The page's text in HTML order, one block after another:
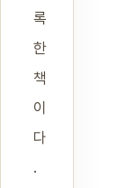
록
한
책
이
다
.